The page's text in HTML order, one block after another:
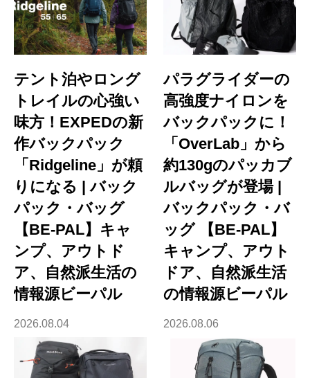
テント泊やロング
トレイルの心強い
味方！EXPEDの新
作バックパック
「Ridgeline」が頼
りになる | バック
パック・バッグ
【BE-PAL】キャ
ンプ、アウトド
ア、自然派生活の
情報源ビーパル
2026.08.04
パラグライダーの
高強度ナイロンを
バックパックに！
「OverLab」から
約130gのパッカブ
ルバッグが登場 |
バックパック・バ
ッグ 【BE-PAL】
キャンプ、アウト
ドア、自然派生活
の情報源ビーパル
2026.08.06